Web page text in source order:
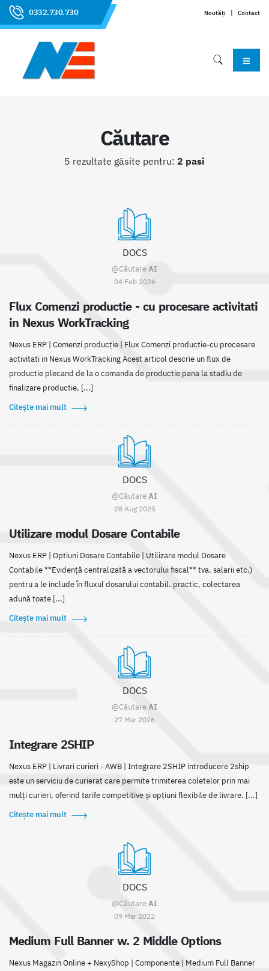
0332.730.730 Noutăți | Contact
Căutare
5 rezultate găsite pentru: 2 pasi
DOCS
@CăutareAI
04 Feb 2026
Flux Comenzi productie - cu procesare activitati
in Nexus WorkTracking
Nexus ERP | Comenzi producție | Flux Comenzi productie-cu procesare
activitati in Nexus WorkTracking Acest articol descrie un flux de
productie plecand de la o comanda de productie pana la stadiu de
finalizare productie, [...]
Citește mai mult
DOCS
@CăutareAI
28 Aug 2025
Utilizare modul Dosare Contabile
Nexus ERP | Optiuni Dosare Contabile | Utilizare modul Dosare
Contabile **Evidență centralizată a vectorului fiscal** tva, salarii etc.)
pentru a le include în fluxul dosarului contabil. practic, colectarea
adună toate [...]
Citește mai mult
DOCS
@CăutareAI
27 Mar 2026
Integrare 2SHIP
Nexus ERP | Livrari curieri - AWB | Integrare 2SHIP introducere 2ship
este un serviciu de curierat care permite trimiterea coletelor prin mai
mulți curieri, oferind tarife competitive și opțiuni flexibile de livrare. [...]
Citește mai mult
DOCS
@CăutareAI
09 Mar 2022
Medium Full Banner w. 2 Middle Options
Nexus Magazin Online + NexyShop | Componente | Medium Full Banner